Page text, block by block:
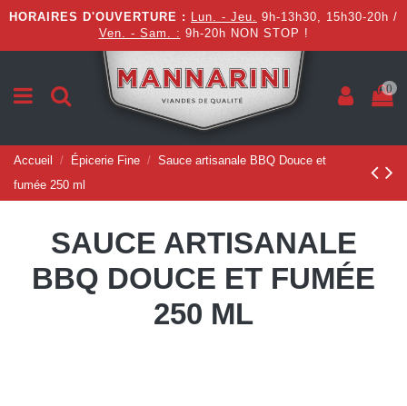
HORAIRES D'OUVERTURE : Lun. - Jeu. 9h-13h30, 15h30-20h /
Ven. - Sam. : 9h-20h NON STOP !
0
Accueil Épicerie Fine
Sauce artisanale BBQ Douce et
fumée 250 ml
SAUCE ARTISANALE
BBQ DOUCE ET FUMÉE
250 ML